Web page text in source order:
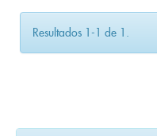
Resultados 1-1 de 1.